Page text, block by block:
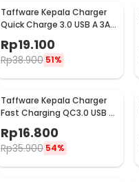
Taffware Kepala Charger
Quick Charge 3.0 USB A 3A -
Rp19.100
Rp38.900 51%
Taffware Kepala Charger
Fast Charging QC3.0 USB A
EU Plug 3A 18W - TE-007
Rp16.800
Rp35.900 54%